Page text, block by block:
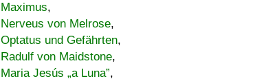
Maximus,
Nerveus von Melrose,
Optatus und Gefährten,
Radulf von Maidstone,
Maria Jesús „a Luna”,